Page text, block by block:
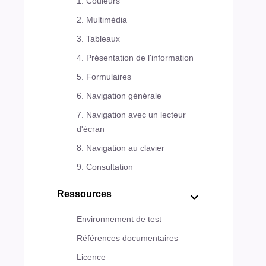
2. Multimédia
3. Tableaux
4. Présentation de l'information
5. Formulaires
6. Navigation générale
7. Navigation avec un lecteur
d'écran
8. Navigation au clavier
9. Consultation
Ressources
Environnement de test
Références documentaires
Licence